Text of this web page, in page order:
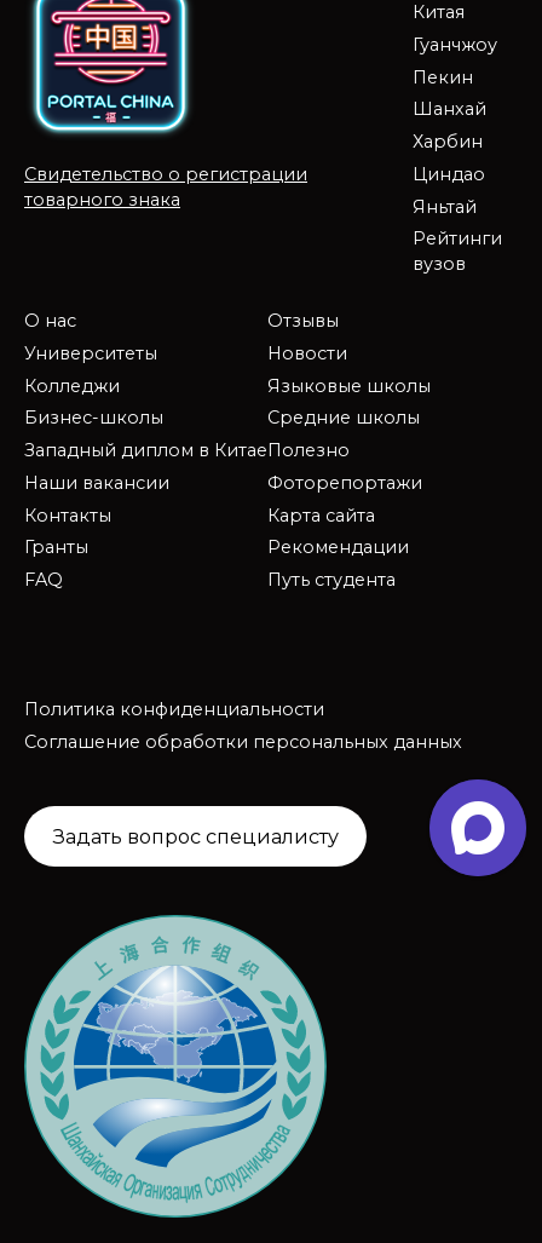
Свидетельство о регистрации
товарного знака
Китая
Гуанчжоу
Пекин
Шанхай
Харбин
Циндао
Яньтай
Рейтинги
вузов
О нас
Университеты
Колледжи
Бизнес-школы
Западный диплом в Китае
Наши вакансии
Контакты
Гранты
FAQ
Отзывы
Новости
Языковые школы
Средние школы
Полезно
Фоторепортажи
Карта сайта
Рекомендации
Путь студента
Политика конфиденциальности
Соглашение обработки персональных данных
Задать вопрос специалисту